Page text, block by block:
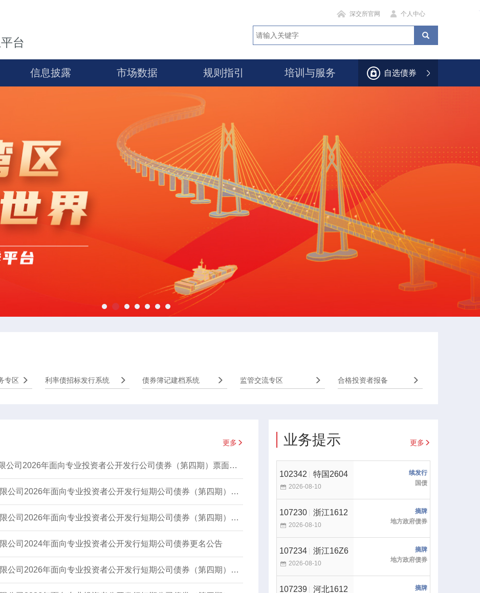
深交所官网 个人中心
台
自选债券
信息披露 市场数据 规则指引 培训与服务
专区 利率债招标发行系统 债券簿记建档系统 监管交流专区 合格投资者报备
更多
26国元05：国元证券股份有限公司2026年面向专业投资者公开发行公司债券（第四期）票面利率公告
26东北D7：东北证券股份有限公司2026年面向专业投资者公开发行短期公司债券（第四期）信用评级报告
26东北D7：东北证券股份有限公司2026年面向专业投资者公开发行短期公司债券（第四期）募集说明书摘要
公司2024年面向专业投资者公开发行短期公司债券更名公告
26东北D7：东北证券股份有限公司2026年面向专业投资者公开发行短期公司债券（第四期）发行公告
更多
业务提示
102342 特国2604
2026-08-10
续发行
国债
107230 浙江1612
2026-08-10
摘牌
地方政府债券
107234 浙江16Z6
2026-08-10
摘牌
地方政府债券
107239 河北1612
摘牌